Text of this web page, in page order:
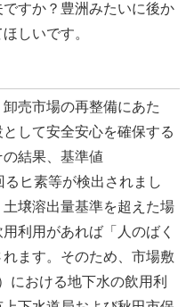
すか？豊洲みたいに後か
しいです。
売市場の再整備にあた
して安全安心を確保する
結果、基準値
るヒ素等が検出されまし
壌溶出量基準を超えた場
利用があれば「人のばく
ます。そのため、市場敷
における地下水の飲用利